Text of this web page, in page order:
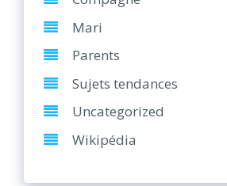
Mari
Parents
Sujets tendances
Uncategorized
Wikipédia